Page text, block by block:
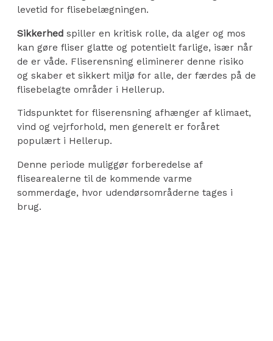
levetid for flisebelægningen.
Sikkerhed spiller en kritisk rolle, da alger og mos
kan gøre fliser glatte og potentielt farlige, især når
de er våde. Fliserensning eliminerer denne risiko
og skaber et sikkert miljø for alle, der færdes på de
flisebelagte områder i Hellerup.
Tidspunktet for fliserensning afhænger af klimaet,
vind og vejrforhold, men generelt er foråret
populært i Hellerup.
Denne periode muliggør forberedelse af
flisearealerne til de kommende varme
sommerdage, hvor udendørsområderne tages i
brug.